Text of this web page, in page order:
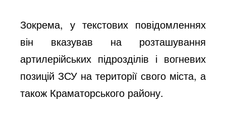
Зокрема, у текстових повідомленнях
він вказував на розташування
артилерійських підрозділів і вогневих
позицій ЗСУ на території свого міста, а
також Краматорського району.